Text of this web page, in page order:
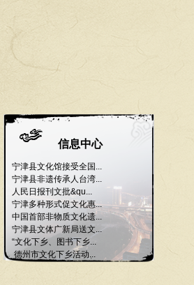
信息中心
宁津县文化馆接受全国...
宁津县非遗传承人台湾...
人民日报刊文批&qu...
宁津多种形式促文化惠...
中国首部非物质文化遗...
宁津县文体广新局送文...
“文化下乡、图书下乡...
德州市文化下乡活动...